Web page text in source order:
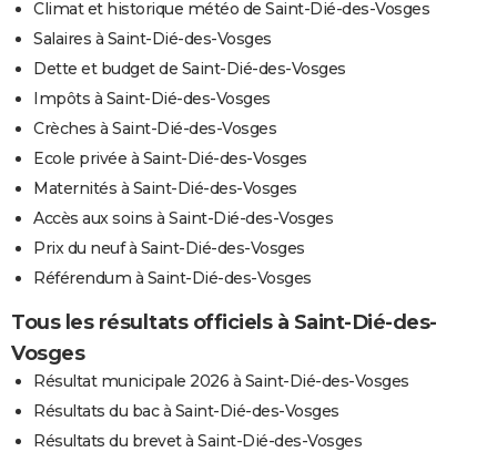
Climat et historique météo de Saint-Dié-des-Vosges
Salaires à Saint-Dié-des-Vosges
Dette et budget de Saint-Dié-des-Vosges
Impôts à Saint-Dié-des-Vosges
Crèches à Saint-Dié-des-Vosges
Ecole privée à Saint-Dié-des-Vosges
Maternités à Saint-Dié-des-Vosges
Accès aux soins à Saint-Dié-des-Vosges
Prix du neuf à Saint-Dié-des-Vosges
Référendum à Saint-Dié-des-Vosges
Tous les résultats officiels à Saint-Dié-des-
Vosges
Résultat municipale 2026 à Saint-Dié-des-Vosges
Résultats du bac à Saint-Dié-des-Vosges
Résultats du brevet à Saint-Dié-des-Vosges